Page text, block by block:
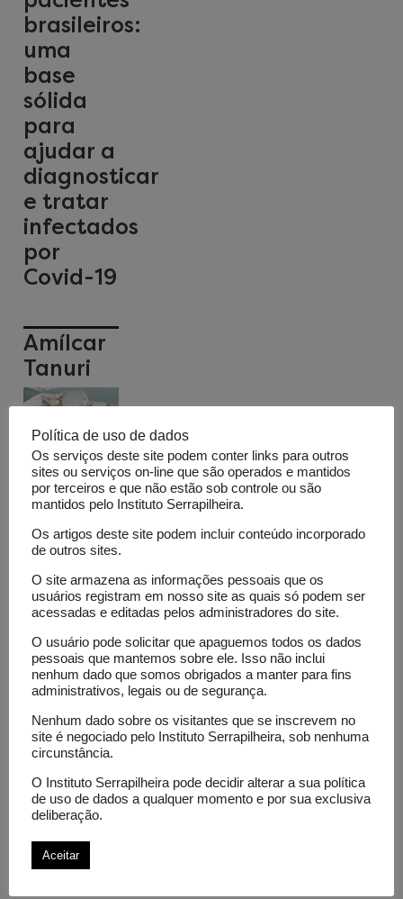
brasileiros:
uma
base
sólida
para
ajudar a
diagnosticar
e tratar
infectados
por
Covid-19
Amílcar
Tanuri
ModCovid19
EPICOVID-
19
Evolução
da
prevalência
Política de uso de dados
Os serviços deste site podem conter links para outros
sites ou serviços on-line que são operados e mantidos
por terceiros e que não estão sob controle ou são
mantidos pelo Instituto Serrapilheira.
Os artigos deste site podem incluir conteúdo incorporado
de outros sites.
O site armazena as informações pessoais que os
usuários registram em nosso site as quais só podem ser
acessadas e editadas pelos administradores do site.
O usuário pode solicitar que apaguemos todos os dados
pessoais que mantemos sobre ele. Isso não inclui
nenhum dado que somos obrigados a manter para fins
administrativos, legais ou de segurança.
Nenhum dado sobre os visitantes que se inscrevem no
site é negociado pelo Instituto Serrapilheira, sob nenhuma
circunstância.
O Instituto Serrapilheira pode decidir alterar a sua política
de uso de dados a qualquer momento e por sua exclusiva
deliberação.
Aceitar